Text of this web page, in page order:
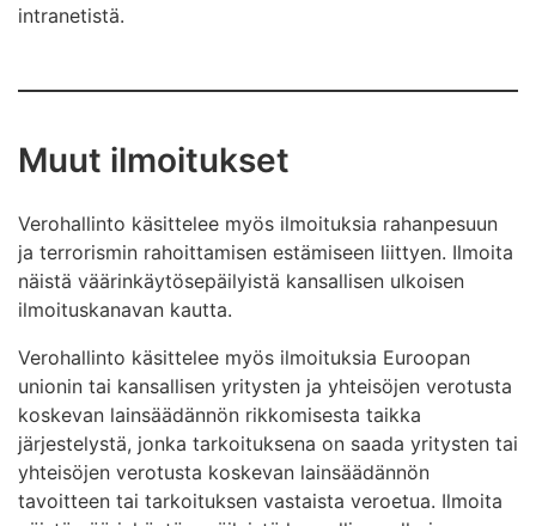
intranetistä.
Muut ilmoitukset
Verohallinto käsittelee myös ilmoituksia rahanpesuun
ja terrorismin rahoittamisen estämiseen liittyen. Ilmoita
näistä väärinkäytösepäilyistä kansallisen ulkoisen
ilmoituskanavan kautta.
Verohallinto käsittelee myös ilmoituksia Euroopan
unionin tai kansallisen yritysten ja yhteisöjen verotusta
koskevan lainsäädännön rikkomisesta taikka
järjestelystä, jonka tarkoituksena on saada yritysten tai
yhteisöjen verotusta koskevan lainsäädännön
tavoitteen tai tarkoituksen vastaista veroetua. Ilmoita